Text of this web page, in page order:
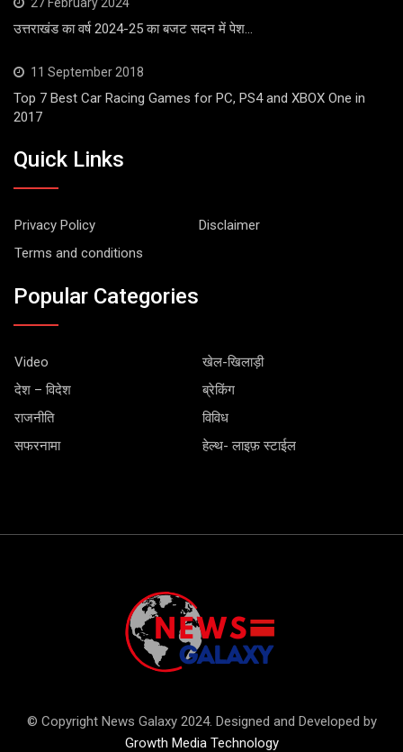
उत्तराखंड का वर्ष 2024-25 का बजट सदन में पेश…
11 September 2018
Top 7 Best Car Racing Games for PC, PS4 and XBOX One in
2017
Quick Links
Privacy Policy
Disclaimer
Terms and conditions
Popular Categories
Video
खेल-खिलाड़ी
देश – विदेश
ब्रेकिंग
राजनीति
विविध
सफरनामा
हेल्थ- लाइफ़ स्टाईल
© Copyright News Galaxy 2024. Designed and Developed by
Growth Media Technology